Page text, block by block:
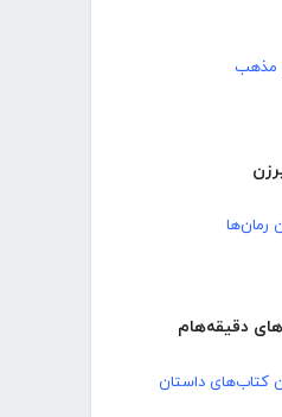
مذهب
رمان‌ها
دقیقه‌هام
کتاب‌های داستان